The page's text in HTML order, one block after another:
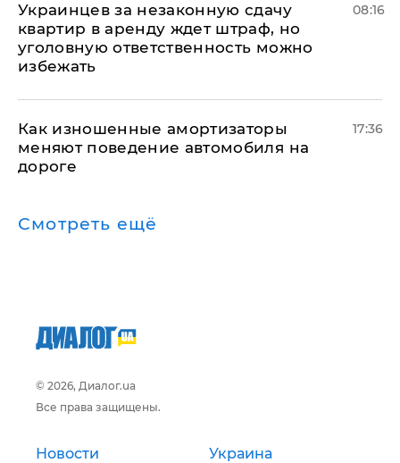
Украинцев за незаконную сдачу
квартир в аренду ждет штраф, но
уголовную ответственность можно
избежать
08:16
Как изношенные амортизаторы
меняют поведение автомобиля на
дороге
17:36
Смотреть ещё
© 2026, Диалог.ua
Все права защищены.
Новости Украина